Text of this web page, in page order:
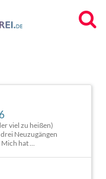
viel zu heißen)
Neuzugängen
hat ...